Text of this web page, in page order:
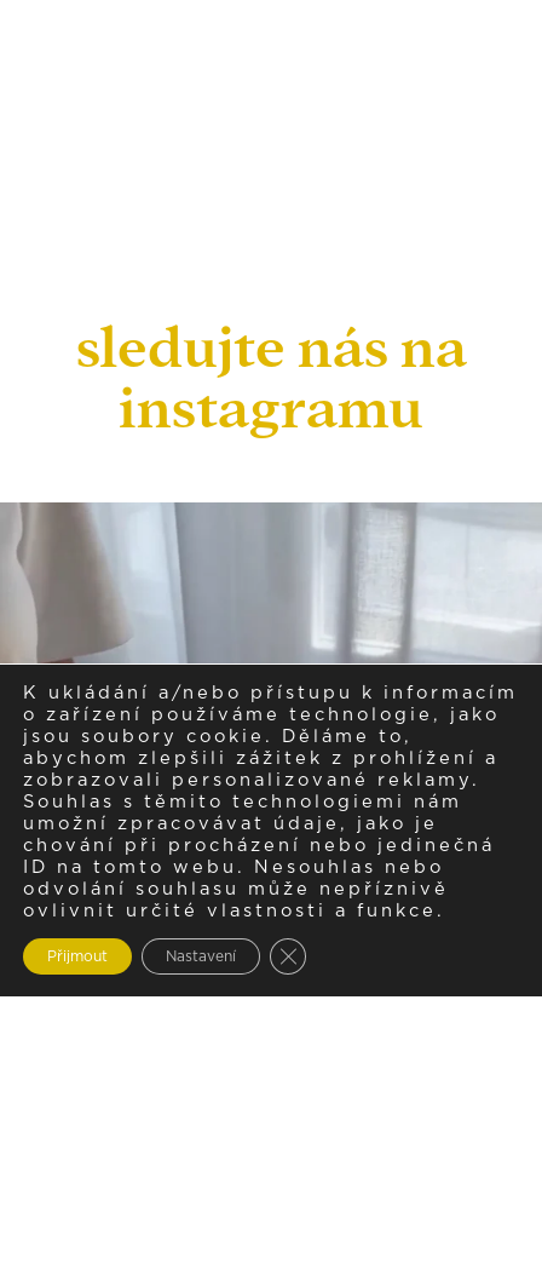
sledujte nás na
instagramu
K ukládání a/nebo přístupu k informacím
o zařízení používáme technologie, jako
jsou soubory cookie. Děláme to,
abychom zlepšili zážitek z prohlížení a
zobrazovali personalizované reklamy.
Souhlas s těmito technologiemi nám
umožní zpracovávat údaje, jako je
chování při procházení nebo jedinečná
ID na tomto webu. Nesouhlas nebo
odvolání souhlasu může nepříznivě
ovlivnit určité vlastnosti a funkce.
Přijmout Nastavení Zavřít cookie lištu GDPR